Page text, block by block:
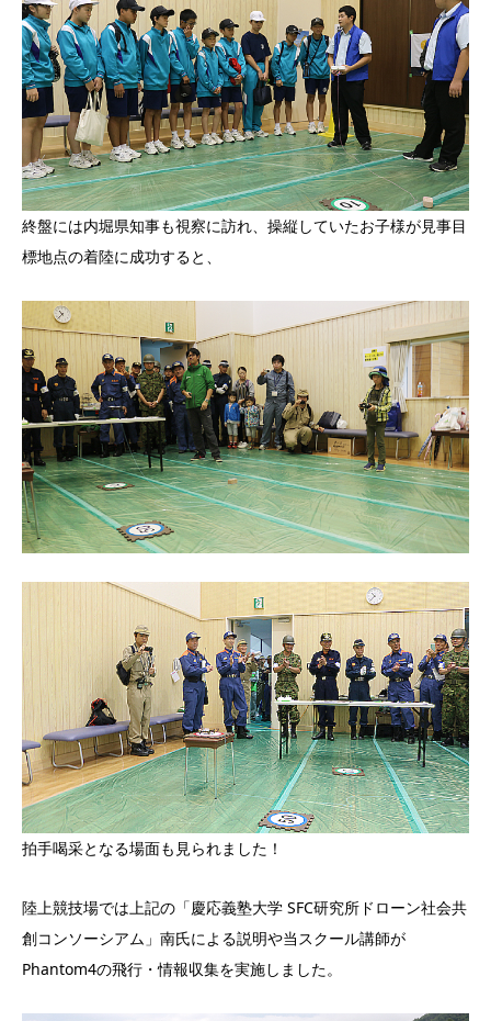
終盤には内堀県知事も視察に訪れ、操縦していたお子様が見事目
標地点の着陸に成功すると、
拍手喝采となる場面も見られました！
陸上競技場では上記の「慶応義塾大学 SFC研究所ドローン社会共
創コンソーシアム」南氏による説明や当スクール講師が
Phantom4の飛行・情報収集を実施しました。